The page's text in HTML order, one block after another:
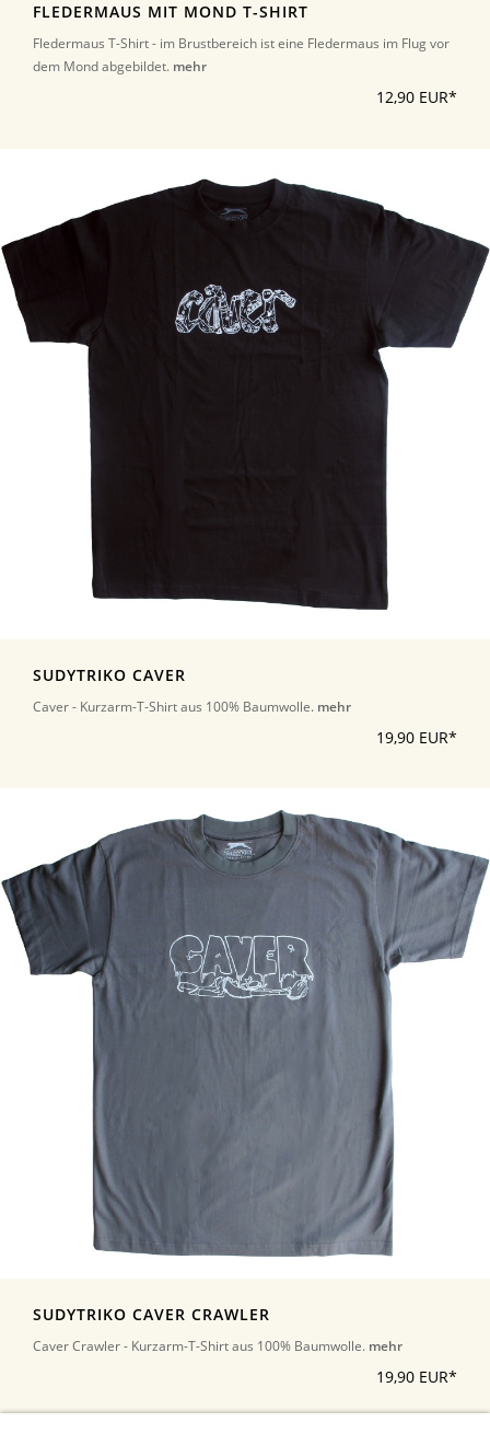
FLEDERMAUS MIT MOND T-SHIRT
Fledermaus T-Shirt - im Brustbereich ist eine Fledermaus im Flug vor
dem Mond abgebildet. mehr
12,90 EUR*
SUDYTRIKO CAVER
Caver - Kurzarm-T-Shirt aus 100% Baumwolle. mehr
19,90 EUR*
SUDYTRIKO CAVER CRAWLER
Caver Crawler - Kurzarm-T-Shirt aus 100% Baumwolle. mehr
19,90 EUR*